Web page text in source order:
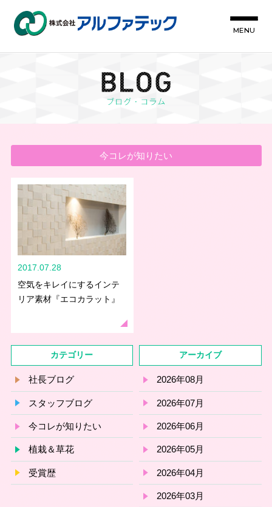
MENU
今コレが知りたい
2017.07.28
空気をキレイにするインテ
リア素材『エコカラット』
カテゴリー
社長ブログ
スタッフブログ
今コレが知りたい
植栽＆草花
受賞歴
アーカイブ
2026年08月
2026年07月
2026年06月
2026年05月
2026年04月
2026年03月